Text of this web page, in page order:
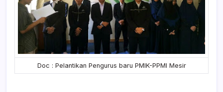
Doc : Pelantikan Pengurus baru PMIK-PPMI Mesir